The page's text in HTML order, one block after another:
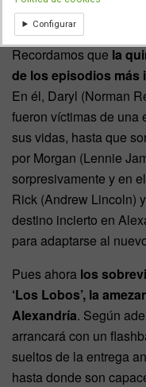
Recordamos que la
de los episodios más
En él, Daryl (Norman
fueron víctimas de una
sus vidas, hasta que
por Morgan (Lennie
sorpresivamente y en
Rick (Andrew Lincoln)
destino incierto en
para adaptarse al
Pues ahora los
‘Los Lobos’, la
Alexandría. Según
arrancará con un
sueltos de la entrega
hasta donde son
Configurar